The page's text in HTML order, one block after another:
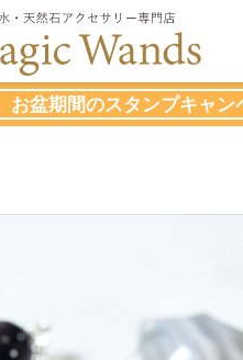
お盆期間のスタンプキャン